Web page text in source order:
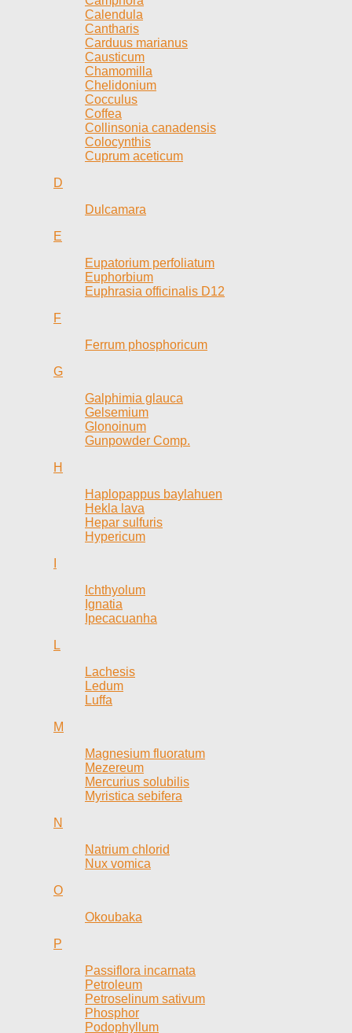
Calendula
Cantharis
Carduus marianus
Causticum
Chamomilla
Chelidonium
Cocculus
Coffea
Collinsonia canadensis
Colocynthis
Cuprum aceticum
D
Dulcamara
E
Eupatorium perfoliatum
Euphorbium
Euphrasia officinalis D12
F
Ferrum phosphoricum
G
Galphimia glauca
Gelsemium
Glonoinum
Gunpowder Comp.
H
Haplopappus baylahuen
Hekla lava
Hepar sulfuris
Hypericum
Ichthyolum
Ignatia
Ipecacuanha
L
Lachesis
Ledum
Luffa
M
Magnesium fluoratum
Mezereum
Mercurius solubilis
Myristica sebifera
N
Natrium chlorid
Nux vomica
O
Okoubaka
P
Passiflora incarnata
Petroleum
Petroselinum sativum
Phosphor
Podophyllum